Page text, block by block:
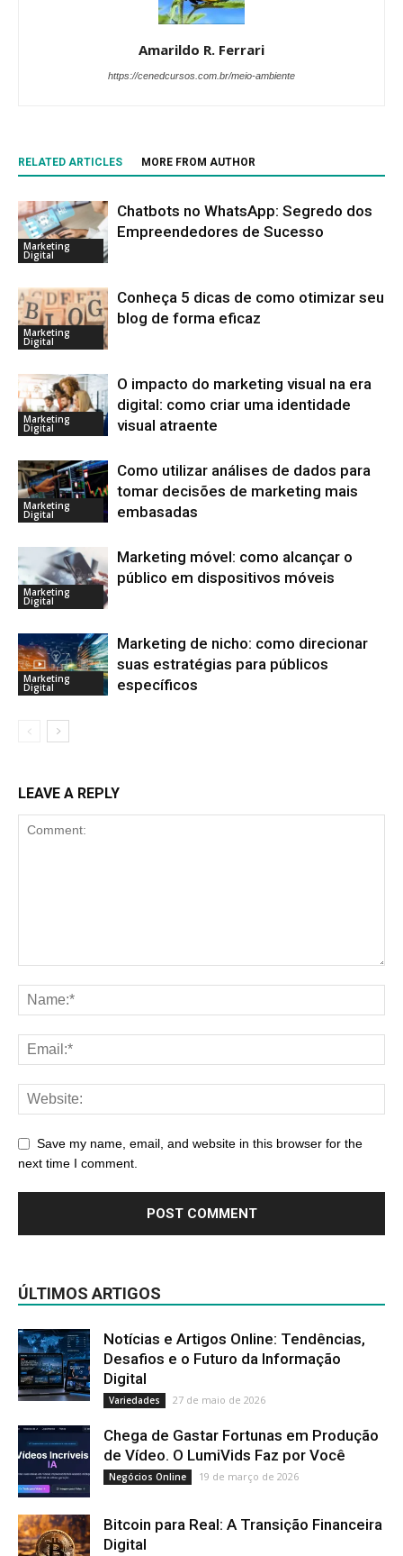
Amarildo R. Ferrari
https://cenedcursos.com.br/meio-ambiente
RELATED ARTICLES MORE FROM AUTHOR
Marketing
Digital
Chatbots no WhatsApp: Segredo dos
Empreendedores de Sucesso
Marketing
Digital
Conheça 5 dicas de como otimizar seu
blog de forma eficaz
Marketing
Digital
O impacto do marketing visual na era
digital: como criar uma identidade
visual atraente
Marketing
Digital
Como utilizar análises de dados para
tomar decisões de marketing mais
embasadas
Marketing
Digital
Marketing móvel: como alcançar o
público em dispositivos móveis
Marketing
Digital
Marketing de nicho: como direcionar
suas estratégias para públicos
específicos
LEAVE A REPLY
Save my name, email, and website in this browser for the
next time I comment.
ÚLTIMOS ARTIGOS
Notícias e Artigos Online: Tendências,
Desafios e o Futuro da Informação
Digital
Variedades 27 de maio de 2026
Chega de Gastar Fortunas em Produção
de Vídeo. O LumiVids Faz por Você
Negócios Online 19 de março de 2026
Bitcoin para Real: A Transição Financeira
Digital